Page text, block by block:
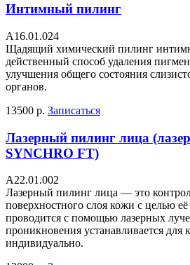
Интимный пилинг
А16.01.024
Щадящий химический пилинг
действенный способ удаления
улучшения общего состояния
органов.
13500 р. Записаться
Лазерный пилинг лица
SYNCHRO FT)
A22.01.002
Лазерный пилинг лица — это
поверхностного слоя кожи с целью
проводится с помощью лазерных
проникновения устанавливается для
индивидуально.